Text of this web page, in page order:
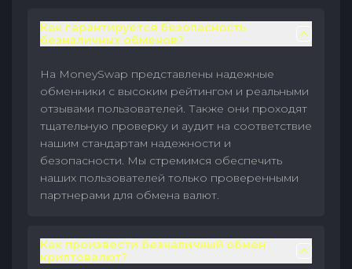
Как гарантируется безопасность
безналичных обменов?
На MoneySwap представлены надежные
обменники с высоким рейтингом и реальными
отзывами пользователей. Также они проходят
тщательную проверку и аудит на соответствие
нашим стандартам надежности и
безопасности. Мы стремимся обеспечить
наших пользователей только проверенными
партнерами для обмена валют.
Как произвести безналичный обмен
криптовалют?